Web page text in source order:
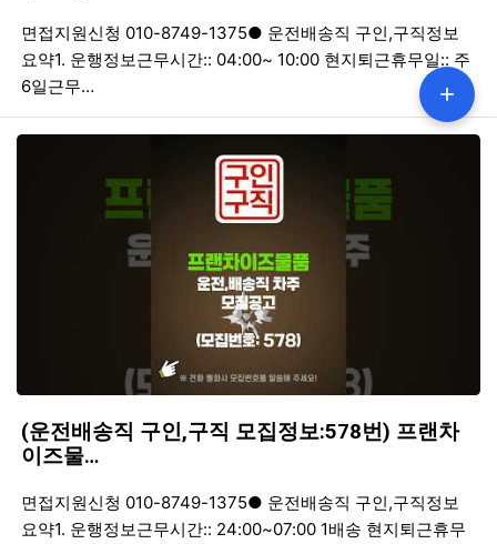
등록일
조회
면접지원신청 010-8749-1375● 운전배송직 구인,구직정보
요약1. 운행정보근무시간:: 04:00~ 10:00 현지퇴근휴무일:: 주
6일근무…
(운전배송직 구인,구직 모집정보:578번) 프랜차
이즈물…
등록일
조회
면접지원신청 010-8749-1375● 운전배송직 구인,구직정보
요약1. 운행정보근무시간:: 24:00~07:00 1배송 현지퇴근휴무
+